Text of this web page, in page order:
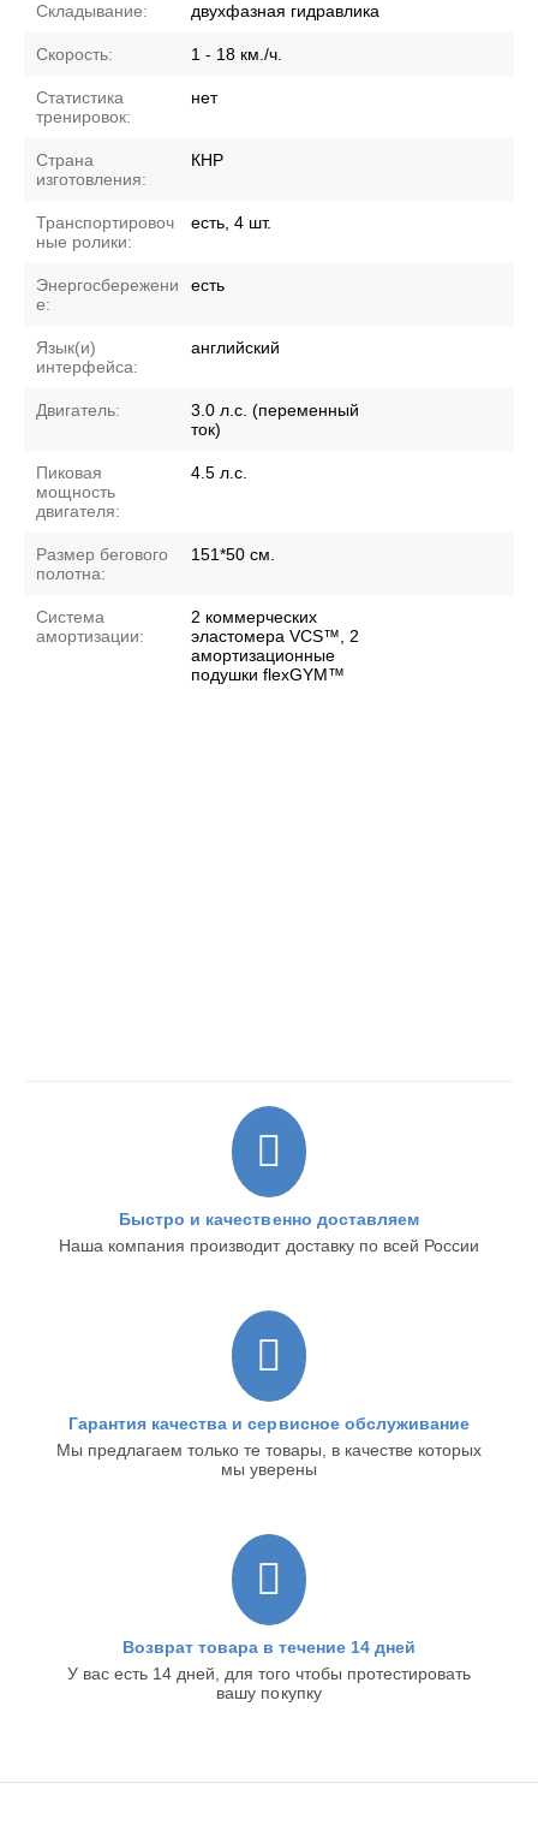
Складывание: двухфазная гидравлика
Скорость: 1 - 18 км./ч.
Статистика
тренировок:
нет
Страна
изготовления:
КНР
Транспортировоч
ные ролики:
есть, 4 шт.
Энергосбережени
е:
есть
Язык(и)
интерфейса:
английский
Двигатель:
3.0 л.с. (переменный
ток)
Пиковая
мощность
двигателя:
4.5 л.с.
Размер бегового
полотна:
151*50 см.
Система
амортизации:
2 коммерческих
эластомера VCS™, 2
амортизационные
подушки flexGYM™
Быстро и качественно доставляем
Наша компания производит доставку по всей России
Гарантия качества и сервисное обслуживание
Мы предлагаем только те товары, в качестве которых
мы уверены
Возврат товара в течение 14 дней
У вас есть 14 дней, для того чтобы протестировать
вашу покупку